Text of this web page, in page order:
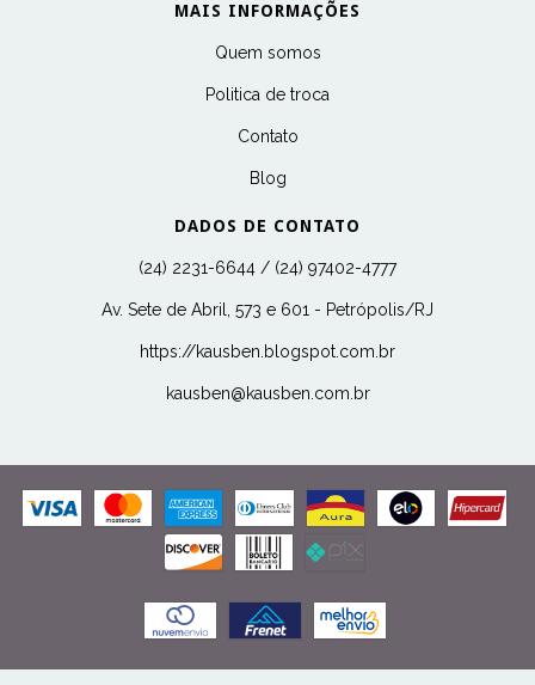
MAIS INFORMAÇÕES
Quem somos
Politica de troca
Contato
Blog
DADOS DE CONTATO
(24) 2231-6644 / (24) 97402-4777
Av. Sete de Abril, 573 e 601 - Petrópolis/RJ
https://kausben.blogspot.com.br
kausben@kausben.com.br